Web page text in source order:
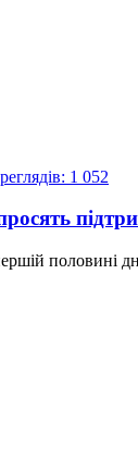
1 052
просять
половині